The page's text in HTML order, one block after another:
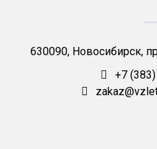
630090, Новосибирск,
+7